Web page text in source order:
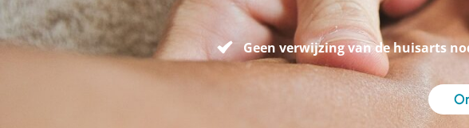
Geen verwijzing van de huisarts